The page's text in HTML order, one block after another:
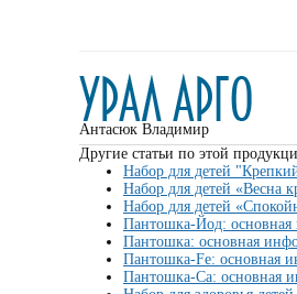
Антасюк Владимир
Другие статьи по этой
Набор для детей
Набор для детей «Весна
Набор для детей
Пантошка-Йод:
Пантошка: основная
Пантошка-Fe: основная
Пантошка-Ca: основная